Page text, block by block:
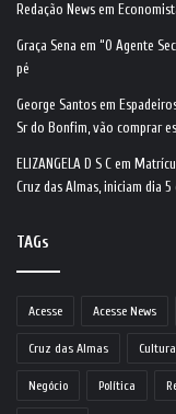
Redação News em
Graça Sena em “O Agente
pé
George Santos em
Sr do Bonfim, vão comprar
ELIZANGELA D S C em
Cruz das Almas, iniciam dia
TAGs
Acesse Acesse News
Cruz das Almas Cultura
Negócio Política